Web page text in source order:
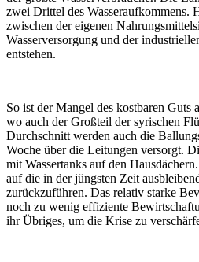
zwei Drittel des Wasseraufkommens.
zwischen der eigenen
Wasserversorgung und der
entstehen.
So ist der Mangel des kostbaren Guts
wo auch der Großteil der syrischen
Durchschnitt werden auch die
Woche über die Leitungen versorgt.
mit Wassertanks auf den
auf die in der jüngsten Zeit
zurückzuführen. Das relativ starke
noch zu wenig effiziente
ihr Übriges, um die Krise zu